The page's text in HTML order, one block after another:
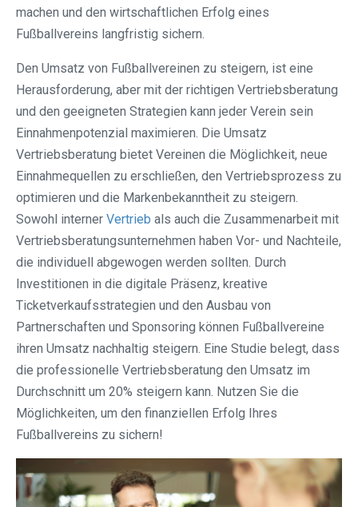
machen und den wirtschaftlichen Erfolg eines
Fußballvereins langfristig sichern.
Den Umsatz von Fußballvereinen zu steigern, ist eine
Herausforderung, aber mit der richtigen Vertriebsberatung
und den geeigneten Strategien kann jeder Verein sein
Einnahmenpotenzial maximieren. Die Umsatz
Vertriebsberatung bietet Vereinen die Möglichkeit, neue
Einnahmequellen zu erschließen, den Vertriebsprozess zu
optimieren und die Markenbekanntheit zu steigern.
Sowohl interner Vertrieb als auch die Zusammenarbeit mit
Vertriebsberatungsunternehmen haben Vor- und Nachteile,
die individuell abgewogen werden sollten. Durch
Investitionen in die digitale Präsenz, kreative
Ticketverkaufsstrategien und den Ausbau von
Partnerschaften und Sponsoring können Fußballvereine
ihren Umsatz nachhaltig steigern. Eine Studie belegt, dass
die professionelle Vertriebsberatung den Umsatz im
Durchschnitt um 20% steigern kann. Nutzen Sie die
Möglichkeiten, um den finanziellen Erfolg Ihres
Fußballvereins zu sichern!